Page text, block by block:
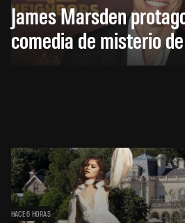
James Marsden
comedia de misterio
HACE 6 HORAS